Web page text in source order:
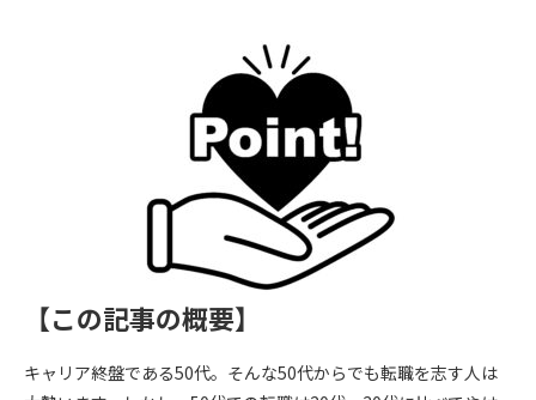
【この記事の概要】
キャリア終盤である50代。そんな50代からでも転職を志す人は